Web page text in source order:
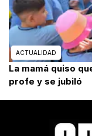
ACTUALIDAD
La mamá quiso
profe y se jubiló